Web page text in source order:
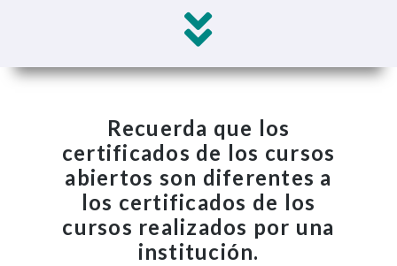
Recuerda que los
certificados de los cursos
abiertos son diferentes a
los certificados de los
cursos realizados por una
institución.